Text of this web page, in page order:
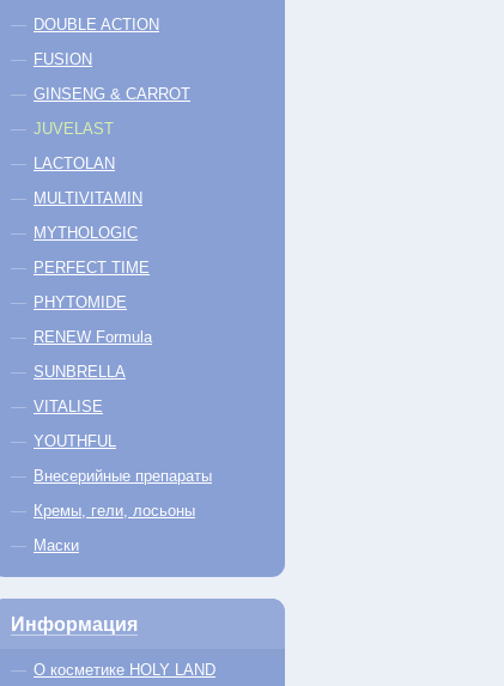
DOUBLE ACTION
FUSION
GINSENG & CARROT
JUVELAST
LACTOLAN
MULTIVITAMIN
MYTHOLOGIC
PERFECT TIME
PHYTOMIDE
RENEW Formula
SUNBRELLA
VITALISE
YOUTHFUL
Внесерийные препараты
Кремы, гели, лосьоны
Маски
Информация
О косметике HOLY LAND